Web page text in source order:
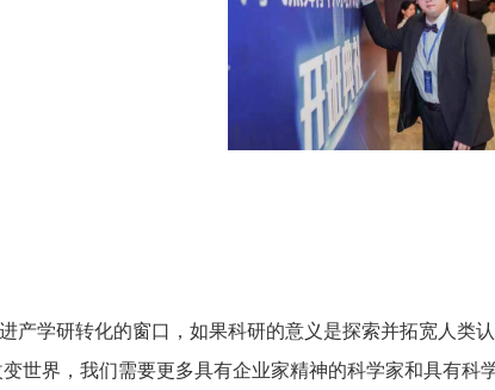
产学研转化的窗口，如果科研的意义是探索并拓宽人
世界，我们需要更多具有企业家精神的科学家和具有科